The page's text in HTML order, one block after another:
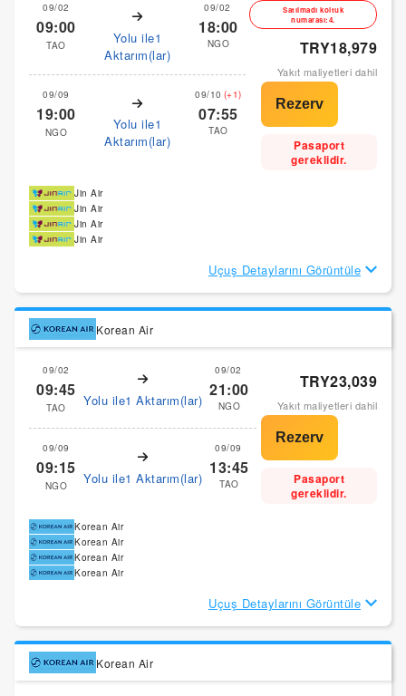
09/02
09:00
TAO
Yolu ile1
Aktarım(lar)
09/02
18:00
NGO
09/09
19:00
NGO
Yolu ile1
Aktarım(lar)
09/10 (+1)
07:55
TAO
Satılmadı koltuk
numarası:4.
TRY18,979
Yakıt maliyetleri dahil
Pasaport
gereklidir.
Jin Air
Jin Air
Jin Air
Jin Air
Uçuş Detaylarını Görüntüle
Korean Air
09/02
09:45
TAO Yolu ile1 Aktarım(lar)
09/02
21:00
NGO
09/09
09:15
NGO Yolu ile1 Aktarım(lar)
09/09
13:45
TAO
TRY23,039
Yakıt maliyetleri dahil
Pasaport
gereklidir.
Korean Air
Korean Air
Korean Air
Korean Air
Uçuş Detaylarını Görüntüle
Korean Air